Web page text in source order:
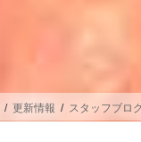
更新情報 スタッフブロ